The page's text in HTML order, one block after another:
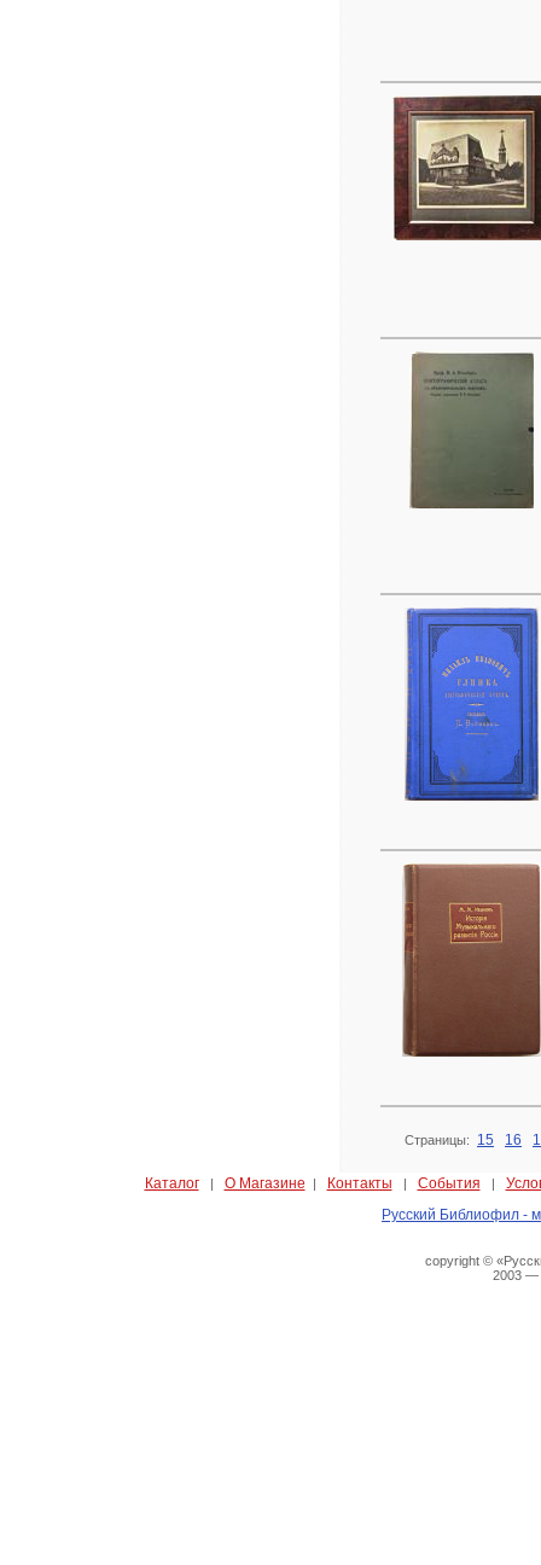
Страницы: 15 16
Каталог| О Магазине | Контакты | События |
Русский Библиофил -
copyright ©
2003 —